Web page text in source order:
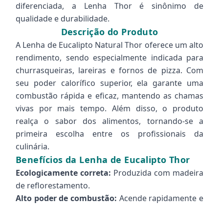
diferenciada, a Lenha Thor é sinônimo de
qualidade e durabilidade.
Descrição do Produto
A Lenha de Eucalipto Natural Thor oferece um alto
rendimento, sendo especialmente indicada para
churrasqueiras, lareiras e fornos de pizza. Com
seu poder calorífico superior, ela garante uma
combustão rápida e eficaz, mantendo as chamas
vivas por mais tempo. Além disso, o produto
realça o sabor dos alimentos, tornando-se a
primeira escolha entre os profissionais da
culinária.
Benefícios da Lenha de Eucalipto Thor
Ecologicamente correta: Produzida com madeira
de reflorestamento.
Alto poder de combustão: Acende rapidamente e